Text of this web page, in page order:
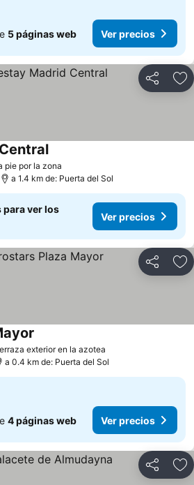
5 páginas web Ver precios
Compartir
pie por la zona
a 1.4 km de: Puerta del Sol
para ver los
Ver precios
Compartir
exterior en la azotea
a 0.4 km de: Puerta del Sol
4 páginas web Ver precios
Compartir